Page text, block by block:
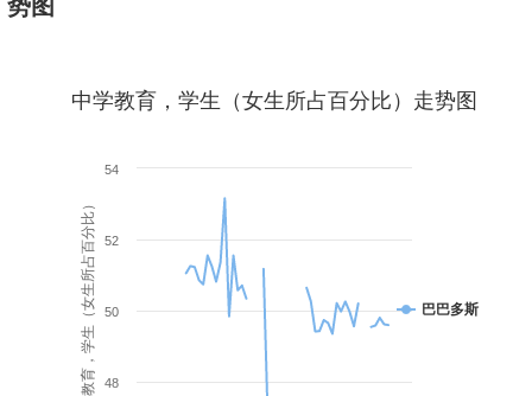
势图
中学教育，学生（女生所占百分比）
中学教育，学生（女生所占百分比）走势图
巴巴多斯
48
50
52
54